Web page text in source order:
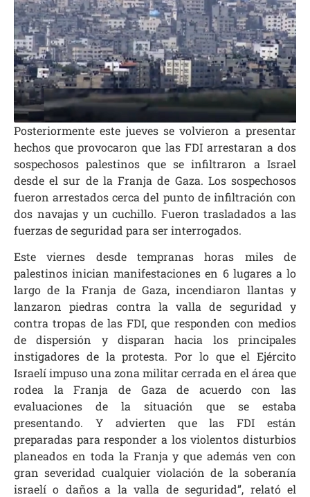
Posteriormente este jueves se volvieron a presentar
hechos que provocaron que las FDI arrestaran a dos
sospechosos palestinos que se infiltraron a Israel
desde el sur de la Franja de Gaza. Los sospechosos
fueron arrestados cerca del punto de infiltración con
dos navajas y un cuchillo. Fueron trasladados a las
fuerzas de seguridad para ser interrogados.
Este viernes desde tempranas horas miles de
palestinos inician manifestaciones en 6 lugares a lo
largo de la Franja de Gaza, incendiaron llantas y
lanzaron piedras contra la valla de seguridad y
contra tropas de las FDI, que responden con medios
de dispersión y disparan hacia los principales
instigadores de la protesta. Por lo que el Ejército
Israelí impuso una zona militar cerrada en el área que
rodea la Franja de Gaza de acuerdo con las
evaluaciones de la situación que se estaba
presentando. Y advierten que las FDI están
preparadas para responder a los violentos disturbios
planeados en toda la Franja y que además ven con
gran severidad cualquier violación de la soberanía
israelí o daños a la valla de seguridad”, relató el